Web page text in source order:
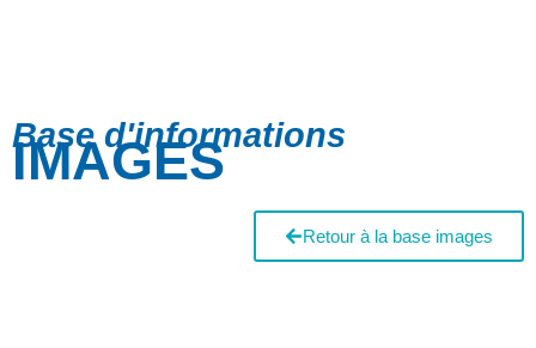
Base d'informations
IMAGES
Retour à la base images